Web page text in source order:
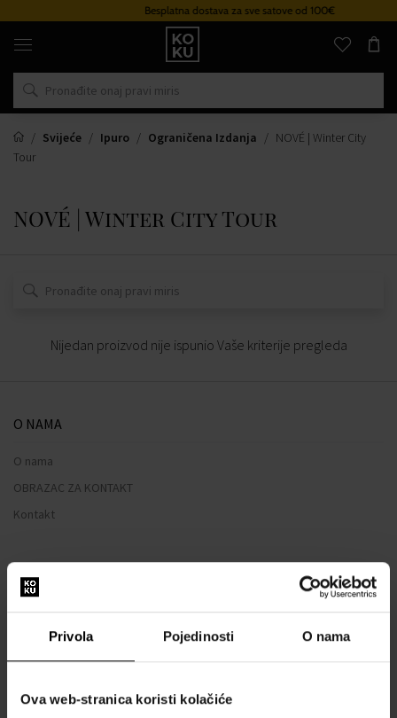
Privola Pojedinosti O nama
Ova web-stranica koristi kolačiće
Besplatna dostava za sve satove od 100€
Originalni
parfemi
satovi
na
mjestu
Svijeće
Ipuro Ograničena Izdanja
NOVÉ | Winter City
Tour
NOVÉ | Winter City Tour
Nijedan proizvod nije ispunio Vaše kriterije pregleda
O NAMA
O nama
OBRAZAC ZA KONTAKT
Kontakt
SVE O KUPNJI
Opći uvjeti poslovanja
Zaštita privatnosti